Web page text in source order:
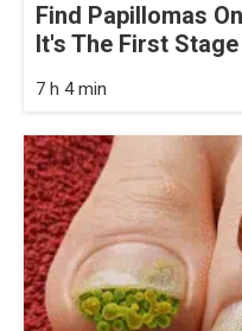
Find Papillomas
It's The First Stage
7 h 4 min